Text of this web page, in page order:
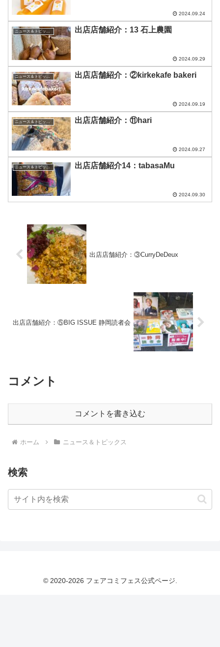
2024.09.24
出店店舗紹介：13 石上農園
2024.09.29
出店店舗紹介：②kirkekafe bakeri
2024.09.19
出店店舗紹介：⑪hari
2024.09.27
ニュース＆トピックス 出店店舗紹介14：tabasaMu
2024.09.30
出店店舗紹介：③CurryDeDeux
出店店舗紹介：⑤BIG ISSUE 静岡読者会
コメント
コメントを書き込む
ホーム ニュース＆トピックス
検索
© 2020-2026 フェアコミフェス公式ページ.